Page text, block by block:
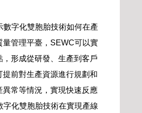
字化雙胞胎技術如何在產
管理平臺，SEWC可以實
形成從研發、生產到客戶
前對生產資源進行規劃和
常等情況，實現快速反應
化雙胞胎技術在實現產線